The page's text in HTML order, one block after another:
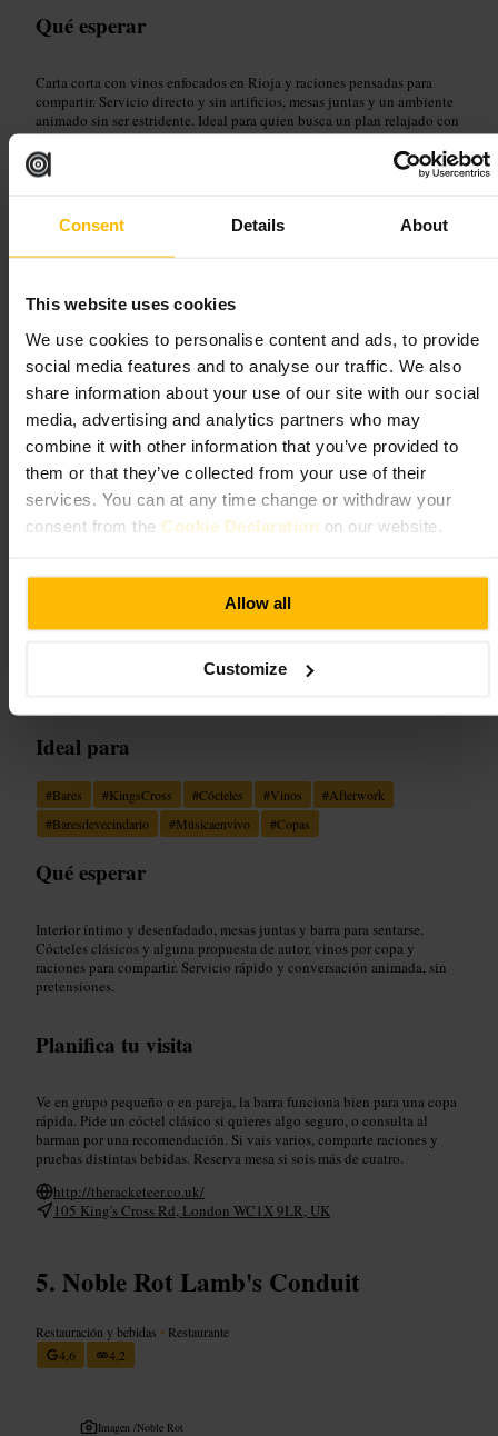
Consent Details About
This website uses cookies
We use cookies to personalise content and ads, to provide
social media features and to analyse our traffic. We also
share information about your use of our site with our social
media, advertising and analytics partners who may
combine it with other information that you’ve provided to
them or that they’ve collected from your use of their
services. You can at any time change or withdraw your
consent from the Cookie Declaration on our website.
Allow all
Customize
Qué esperar
Carta corta con vinos enfocados en Rioja y raciones pensadas para
compartir. Servicio directo y sin artificios, mesas juntas y un ambiente
animado sin ser estridente. Ideal para quien busca un plan relajado con
buena bebida y platos sencillos bien ejecutados.
Reserva si vas en grupo o a última hora de la tarde. Pide varias raciones
posible para ver la actividad del local.
https://barrioja.co.uk/
The Racketeer
Comida y bebida•
“Copas sencillas y bien hechas, a un paso de
Ideal para
#Bares #KingsCross #Cócteles #Vinos #Afterwork
#Baresdevecindario #Músicaenvivo #Copas
Qué esperar
Interior íntimo y desenfadado, mesas juntas y barra para sentarse.
Cócteles clásicos y alguna propuesta de autor, vinos por copa y
raciones para compartir. Servicio rápido y conversación animada, sin
pretensiones.
Planifica tu visita
Ve en grupo pequeño o en pareja, la barra funciona bien para una copa
rápida. Pide un cóctel clásico si quieres algo seguro, o consulta al
barman por una recomendación. Si vais varios, comparte raciones y
pruebas distintas bebidas. Reserva mesa si sois más de cuatro.
http://theracketeer.co.uk/
105 King's Cross Rd, London WC1X 9LR, UK
Noble Rot Lamb's Conduit
Restauración y bebidas • Restaurante
4,6
4,2
Imagen /Noble Rot